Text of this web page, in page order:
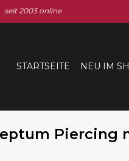
seit 2003 online
STARTSEITE NEU IM
Piercing